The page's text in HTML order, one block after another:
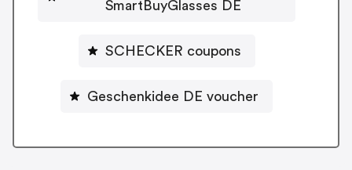
SmartBuyGlasses DE
SCHECKER coupons
Geschenkidee DE voucher